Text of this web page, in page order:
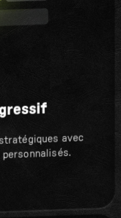
avec